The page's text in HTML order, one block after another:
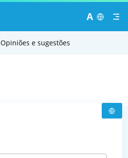
A
Opiniões e sugestões